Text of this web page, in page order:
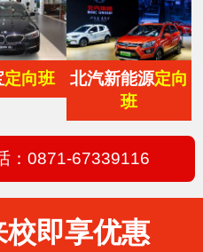
定向班 北汽新能源定向
班
：0871-67339116
校即享优惠